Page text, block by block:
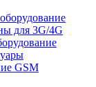
для 3G/4G
GSM